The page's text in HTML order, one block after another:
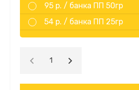
95 р. / банка ПП 50гр
54 р. / банка ПП 25гр